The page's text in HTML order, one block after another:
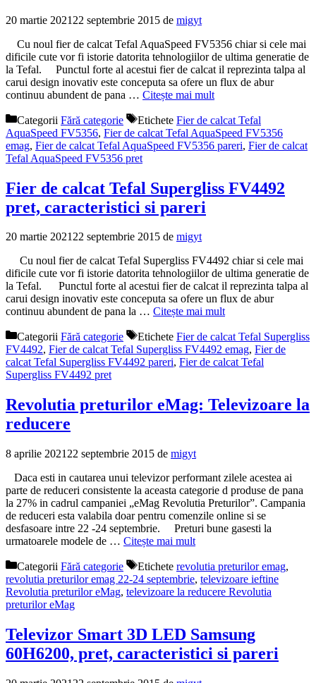
20 martie 2021 22 septembrie 2015 de migyt
Cu noul fier de calcat Tefal AquaSpeed FV5356 chiar si cele mai
dificile cute vor fi istorie datorita tehnologiilor de ultima generatie de
la Tefal. Punctul forte al acestui fier de calcat il reprezinta talpa al
carui design inovativ este conceputa sa ofere un flux de abur
continuu abundent de pana … Citește mai mult
Categorii Fără categorie Etichete Fier de calcat Tefal
AquaSpeed FV5356, Fier de calcat Tefal AquaSpeed FV5356
emag, Fier de calcat Tefal AquaSpeed FV5356 pareri, Fier de calcat
Tefal AquaSpeed FV5356 pret
Fier de calcat Tefal Supergliss FV4492
pret, caracteristici si pareri
20 martie 202122 septembrie 2015 de migyt
Cu noul fier de calcat Tefal Supergliss FV4492 chiar si cele mai
dificile cute vor fi istorie datorita tehnologiilor de ultima generatie de
la Tefal. Punctul forte al acestui fier de calcat il reprezinta talpa al
carui design inovativ este conceputa sa ofere un flux de abur
continuu abundent de pana la … Citește mai mult
Categorii Fără categorie Etichete Fier de calcat Tefal Supergliss
FV4492, Fier de calcat Tefal Supergliss FV4492 emag, Fier de
calcat Tefal Supergliss FV4492 pareri, Fier de calcat Tefal
Supergliss FV4492 pret
Revolutia preturilor eMag: Televizoare la
reducere
8 aprilie 2021 22 septembrie 2015 de migyt
Daca esti in cautarea unui televizor performant zilele acestea ai
parte de reduceri consistente la aceasta categorie d produse de pana
la 27% in cadrul campaniei „eMag Revolutia Preturilor”. Campania
de reduceri esta valabila doar pentru comenzile online si se
desfasoare intre 22 -24 septembrie. Preturi bune gasesti la
urmatoarele modele de … Citește mai mult
Categorii Fără categorie Etichete revolutia preturilor emag,
revolutia preturilor emag 22-24 septembrie, televizoare ieftine
Revolutia preturilor eMag, televizoare la reducere Revolutia
preturilor eMag
Televizor Smart 3D LED Samsung
60H6200, pret, caracteristici si pareri